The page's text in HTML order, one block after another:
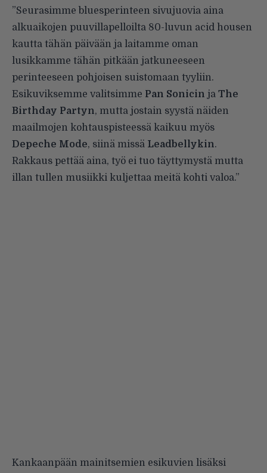
”Seurasimme bluesperinteen sivujuovia aina
alkuaikojen puuvillapelloilta 80-luvun acid housen
kautta tähän päivään ja laitamme oman
lusikkamme tähän pitkään jatkuneeseen
perinteeseen pohjoisen suistomaan tyyliin.
Esikuviksemme valitsimme Pan Sonicin ja The
Birthday Partyn, mutta jostain syystä näiden
maailmojen kohtauspisteessä kaikuu myös
Depeche Mode, siinä missä Leadbellykin.
Rakkaus pettää aina, työ ei tuo täyttymystä mutta
illan tullen musiikki kuljettaa meitä kohti valoa.”
Kankaanpään mainitsemien esikuvien lisäksi